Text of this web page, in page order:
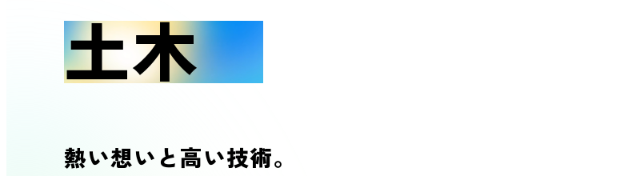
まちを元気にし、暮らしや文化に
な価値を生み出す加和太建設の事業
土木
熱い想いと高い技術。